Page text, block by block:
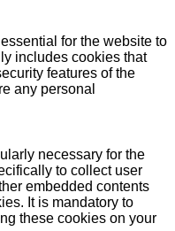
for the website to
includes cookies that
features of the
any personal
necessary for the
to collect user
embedded contents
It is mandatory to
these cookies on your